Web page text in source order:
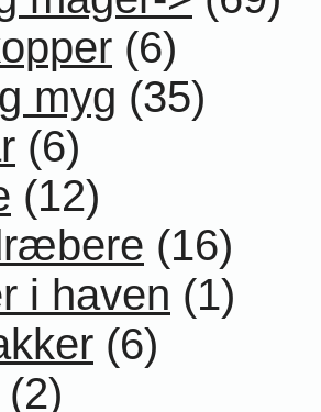
(6)
myg (35)
(6)
(12)
(16)
i haven (1)
(6)
(2)